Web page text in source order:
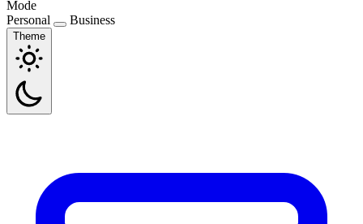
Mode
Personal
Business
Theme